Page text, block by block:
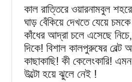
কাল রাত্তিরে ওয়ারনামবুল
ঘাড় বেঁকিয়ে দেখতে যেয়ে
কাঁধের আদ্রা চলে এসেছে
দিকে! বিশাল কালপুরুষের বেল্ট
কাছাকাছি! কী কেলেংকারি!
উল্টো হয়ে ঝুলে নেই !